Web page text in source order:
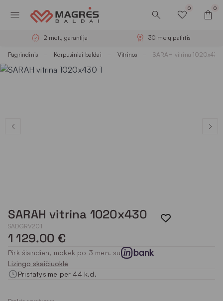
0 0
2 metų garantija 30 metų patirtis
Pagrindinis Korpusiniai baldai Vitrinos SARAH vitrina 1020x430
SARAH vitrina 1020x430
SADGRV201
1 129.00 €
Pirk šiandien, mokėk po 3 mėn. su
Lizingo skaičiuoklė
Pristatysime per 44 k.d.